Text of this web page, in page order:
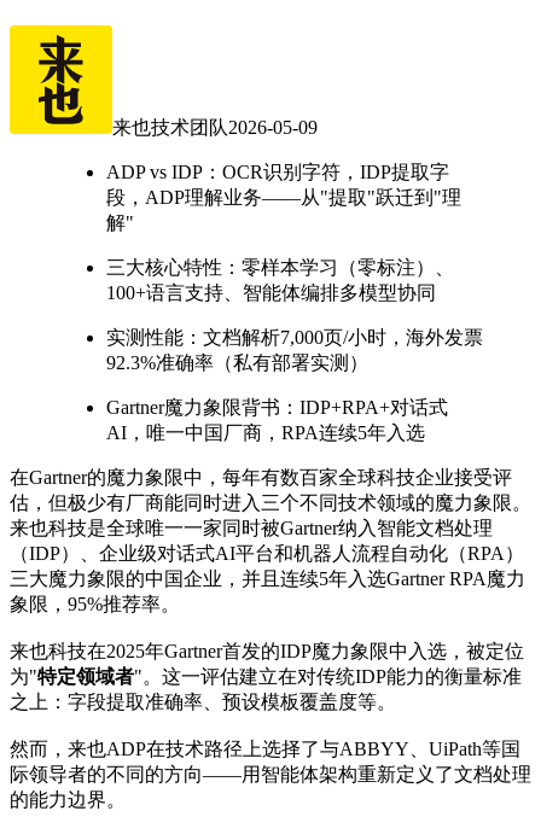
来也技术团队2026-05-09
ADP vs IDP：OCR识别字符，IDP提取字
段，ADP理解业务——从"提取"跃迁到"理
解"
三大核心特性：零样本学习（零标注）、
100+语言支持、智能体编排多模型协同
实测性能：文档解析7,000页/小时，海外发票
92.3%准确率（私有部署实测）
Gartner魔力象限背书：IDP+RPA+对话式
AI，唯一中国厂商，RPA连续5年入选
在Gartner的魔力象限中，每年有数百家全球科技企业接受评
估，但极少有厂商能同时进入三个不同技术领域的魔力象限。
来也科技是全球唯一一家同时被Gartner纳入智能文档处理
（IDP）、企业级对话式AI平台和机器人流程自动化（RPA）
三大魔力象限的中国企业，并且连续5年入选Gartner RPA魔力
象限，95%推荐率。
来也科技在2025年Gartner首发的IDP魔力象限中入选，被定位
为"特定领域者"。这一评估建立在对传统IDP能力的衡量标准
之上：字段提取准确率、预设模板覆盖度等。
然而，来也ADP在技术路径上选择了与ABBYY、UiPath等国
际领导者的不同的方向——用智能体架构重新定义了文档处理
的能力边界。